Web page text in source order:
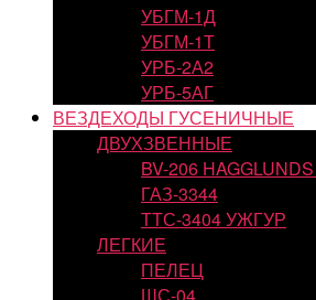
УБГМ-1Д
УБГМ-1Т
УРБ-2А2
УРБ-5АГ
ВЕЗДЕХОДЫ ГУСЕНИЧНЫЕ
ДВУХЗВЕННЫЕ
BV-206
ГАЗ-3344
ТТС-3404 УЖГУР
ЛЕГКИЕ
ПЕЛЕЦ